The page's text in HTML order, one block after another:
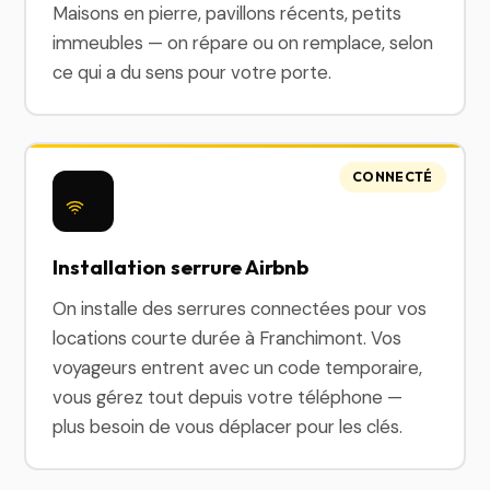
Maisons en pierre, pavillons récents, petits
immeubles — on répare ou on remplace, selon
ce qui a du sens pour votre porte.
Installation serrure Airbnb
On installe des serrures connectées pour vos
locations courte durée à Franchimont. Vos
voyageurs entrent avec un code temporaire,
vous gérez tout depuis votre téléphone —
plus besoin de vous déplacer pour les clés.
CONNECTÉ